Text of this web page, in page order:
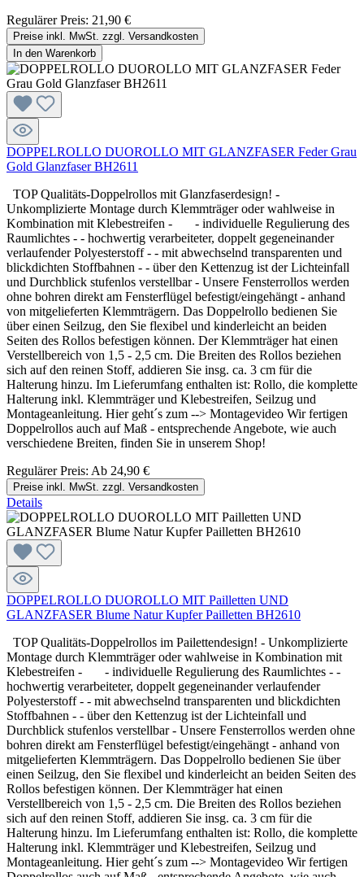
Regulärer Preis: 21,90 €
Preise inkl. MwSt. zzgl. Versandkosten
In den Warenkorb
DOPPELROLLO DUOROLLO MIT GLANZFASER Feder Grau
Gold Glanzfaser BH2611
TOP Qualitäts-Doppelrollos mit Glanzfaserdesign! -
Unkomplizierte Montage durch Klemmträger oder wahlweise in
Kombination mit Klebestreifen - - individuelle Regulierung des
Raumlichtes - - hochwertig verarbeiteter, doppelt gegeneinander
verlaufender Polyesterstoff - - mit abwechselnd transparenten und
blickdichten Stoffbahnen - - über den Kettenzug ist der Lichteinfall
und Durchblick stufenlos verstellbar - Unsere Fensterrollos werden
ohne bohren direkt am Fensterflügel befestigt/eingehängt - anhand
von mitgelieferten Klemmträgern. Das Doppelrollo bedienen Sie
über einen Seilzug, den Sie flexibel und kinderleicht an beiden
Seiten des Rollos befestigen können. Der Klemmträger hat einen
Verstellbereich von 1,5 - 2,5 cm. Die Breiten des Rollos beziehen
sich auf den reinen Stoff, addieren Sie insg. ca. 3 cm für die
Halterung hinzu. Im Lieferumfang enthalten ist: Rollo, die komplette
Halterung inkl. Klemmträger und Klebestreifen, Seilzug und
Montageanleitung. Hier geht´s zum --> Montagevideo Wir fertigen
Doppelrollos auch auf Maß - entsprechende Angebote, wie auch
verschiedene Breiten, finden Sie in unserem Shop!
Regulärer Preis: Ab 24,90 €
Preise inkl. MwSt. zzgl. Versandkosten
Details
DOPPELROLLO DUOROLLO MIT Pailletten UND
GLANZFASER Blume Natur Kupfer Pailletten BH2610
TOP Qualitäts-Doppelrollos im Pailettendesign! - Unkomplizierte
Montage durch Klemmträger oder wahlweise in Kombination mit
Klebestreifen - - individuelle Regulierung des Raumlichtes - -
hochwertig verarbeiteter, doppelt gegeneinander verlaufender
Polyesterstoff - - mit abwechselnd transparenten und blickdichten
Stoffbahnen - - über den Kettenzug ist der Lichteinfall und
Durchblick stufenlos verstellbar - Unsere Fensterrollos werden ohne
bohren direkt am Fensterflügel befestigt/eingehängt - anhand von
mitgelieferten Klemmträgern. Das Doppelrollo bedienen Sie über
einen Seilzug, den Sie flexibel und kinderleicht an beiden Seiten des
Rollos befestigen können. Der Klemmträger hat einen
Verstellbereich von 1,5 - 2,5 cm. Die Breiten des Rollos beziehen
sich auf den reinen Stoff, addieren Sie insg. ca. 3 cm für die
Halterung hinzu. Im Lieferumfang enthalten ist: Rollo, die komplette
Halterung inkl. Klemmträger und Klebestreifen, Seilzug und
Montageanleitung. Hier geht´s zum --> Montagevideo Wir fertigen